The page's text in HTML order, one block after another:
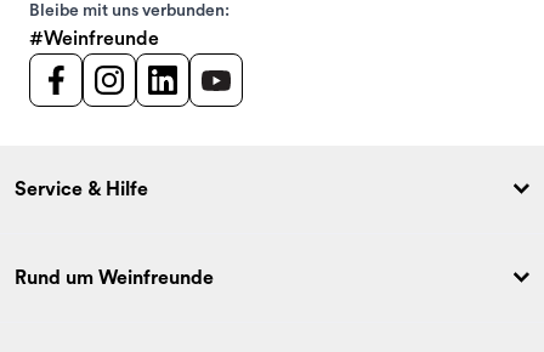
Bleibe mit uns verbunden:
#Weinfreunde
Service & Hilfe
Rund um Weinfreunde